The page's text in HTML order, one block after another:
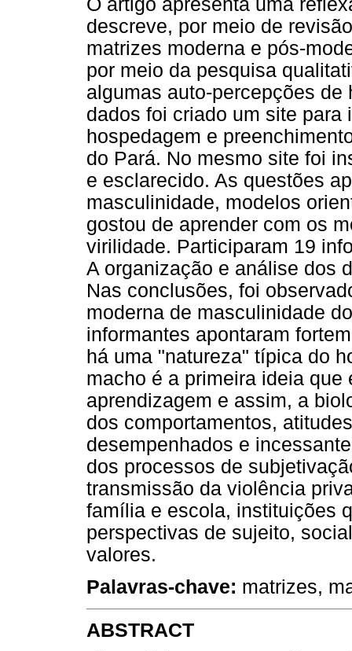
descreve, por meio de
matrizes moderna e pós-
por meio da pesquisa
algumas auto-percepções
dados foi criado um site
hospedagem e
do Pará. No mesmo site foi
e esclarecido. As questões
masculinidade, modelos
gostou de aprender com os
virilidade. Participaram 19
A organização e análise dos
Nas conclusões, foi
moderna de masculinidade
informantes apontaram
há uma "natureza" típica do
macho é a primeira ideia
aprendizagem e assim, a
dos comportamentos,
desempenhados e
dos processos de
transmissão da violência
família e escola, instituições
perspectivas de sujeito,
valores.
Palavras-chave: matrizes,
ABSTRACT